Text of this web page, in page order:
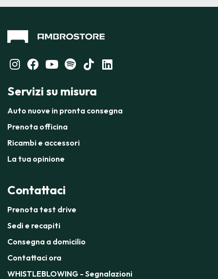
Servizi su misura
Auto nuove in pronta consegna
Prenota officina
Ricambi e accessori
La tua opinione
Contattaci
Prenota test drive
Sedi e recapiti
Consegna a domicilio
Contattaci ora
WHISTLEBLOWING - Segnalazioni